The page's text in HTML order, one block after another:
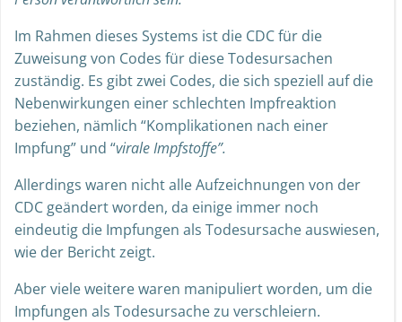
Im Rahmen dieses Systems ist die CDC für die
Zuweisung von Codes für diese Todesursachen
zuständig. Es gibt zwei Codes, die sich speziell auf die
Nebenwirkungen einer schlechten Impfreaktion
beziehen, nämlich “Komplikationen nach einer
Impfung” und “virale Impfstoffe”.
Allerdings waren nicht alle Aufzeichnungen von der
CDC geändert worden, da einige immer noch
eindeutig die Impfungen als Todesursache auswiesen,
wie der Bericht zeigt.
Aber viele weitere waren manipuliert worden, um die
Impfungen als Todesursache zu verschleiern.